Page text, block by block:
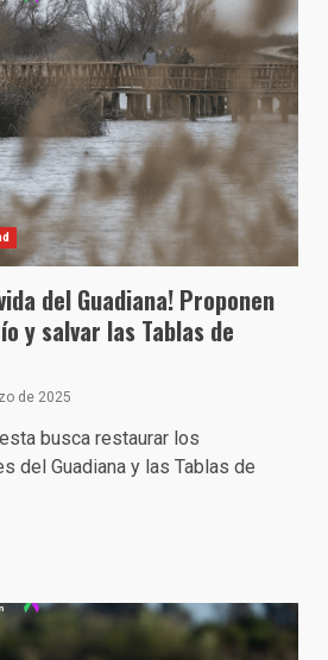
del Guadiana! Proponen
y salvar las Tablas de
de 2025
busca restaurar los
del Guadiana y las Tablas de